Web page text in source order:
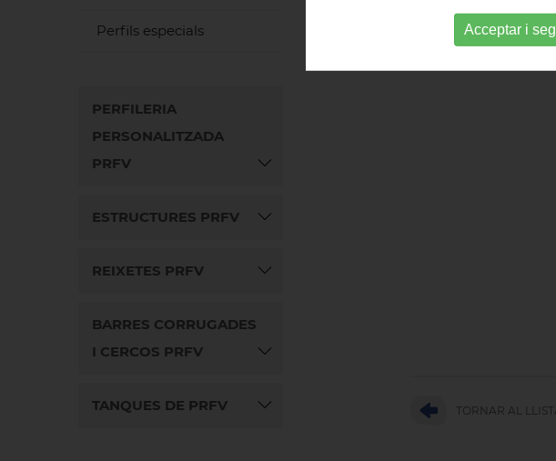
Perfils especials
PERFILERIA
PERSONALITZADA
PRFV
ESTRUCTURES PRFV
REIXETES PRFV
BARRES CORRUGADES
I CERCOS PRFV
TANQUES DE PRFV TORNAR AL
Acceptar i